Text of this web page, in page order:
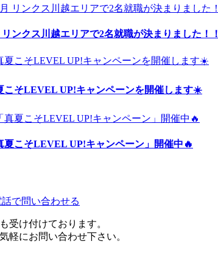
リンクス川越エリアで2名就職が決まりました！！
こそLEVEL UP!キャンペーンを開催します☀️
夏こそLEVEL UP!キャンペーン」開催中🔥
話で問い合わせる
受け付けております。
軽にお問い合わせ下さい。